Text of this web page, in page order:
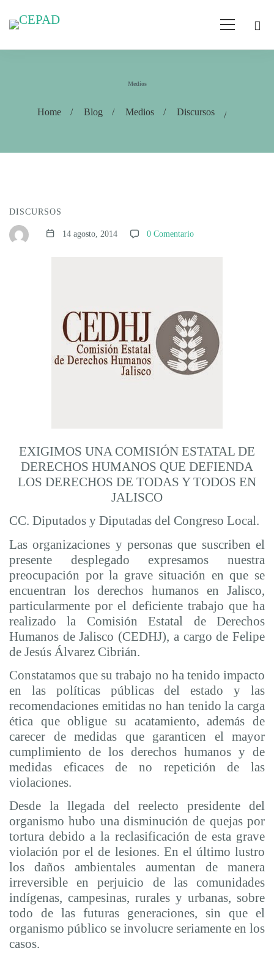
Medios
Home Blog Medios Discursos
DISCURSOS
14 agosto, 2014 0 Comentario
EXIGIMOS UNA COMISIÓN ESTATAL DE
DERECHOS HUMANOS QUE DEFIENDA
LOS DERECHOS DE TODAS Y TODOS EN
JALISCO
CC. Diputados y Diputadas del Congreso Local.
Las organizaciones y personas que suscriben el
presente desplegado expresamos nuestra
preocupación por la grave situación en que se
encuentran los derechos humanos en Jalisco,
particularmente por el deficiente trabajo que ha
realizado la Comisión Estatal de Derechos
Humanos de Jalisco (CEDHJ), a cargo de Felipe
de Jesús Álvarez Cibrián.
Constatamos que su trabajo no ha tenido impacto
en las políticas públicas del estado y las
recomendaciones emitidas no han tenido la carga
ética que obligue su acatamiento, además de
carecer de medidas que garanticen el mayor
cumplimiento de los derechos humanos y de
medidas eficaces de no repetición de las
violaciones.
Desde la llegada del reelecto presidente del
organismo hubo una disminución de quejas por
tortura debido a la reclasificación de esta grave
violación por el de lesiones. En el último lustro
los daños ambientales aumentan de manera
irreversible en perjuicio de las comunidades
indígenas, campesinas, rurales y urbanas, sobre
todo de las futuras generaciones, sin que el
organismo público se involucre seriamente en los
casos.